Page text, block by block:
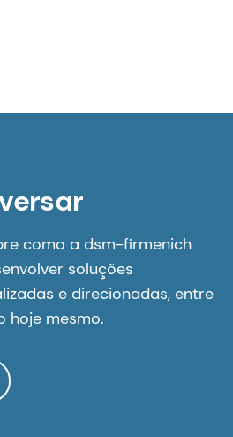
como a dsm-firmenich
soluções
e direcionadas, entre
hoje mesmo.